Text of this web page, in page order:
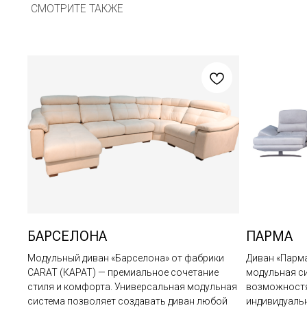
БАРСЕЛОНА
Модульный диван «Барселона» от фабрики
CARAT (КАРАТ) — премиальное сочетание
стиля и комфорта. Универсальная модульная
система позволяет создавать диван любой
ПАРМА
Диван
модульная